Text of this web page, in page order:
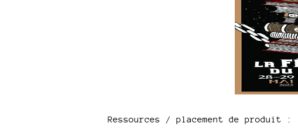
Ressources / placement de produit :